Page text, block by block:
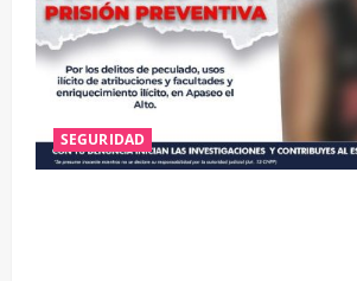
SEGURIDAD